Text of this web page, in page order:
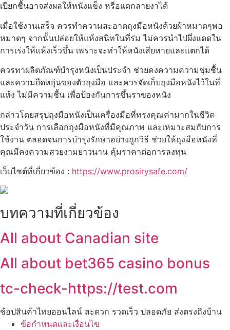
เปียกชื้นอาจส่งผลให้หนังแข็ง หรือแตกลายงาได้
เมื่อใช้งานเสร็จ ควรทำความสะอาดถุงมือหนังด้วยผ้าหมาดๆพอ
หมาดๆ จากนั้นปล่อยให้แห้งสนิทในที่ร่ม ไม่ควรนำไปผึ่งแดดใน
การเร่งให้แห้งเร็วขึ้น เพราะจะทำให้หนังเสียหายและแตกได้
ควรทาผลิตภัณฑ์บำรุงหนังเป็นประจำ ช่วยคงความความชุ่มชื้น
และความยืดหยุ่นของตัวถุงมือ และควรจัดเก็บถุงมือหนังไว้ในที่
แห้ง ไม่มีความชื้น เพื่อป้องกันการขึ้นราของหนัง
กล่าวโดยสรุปถุงมือหนังเป็นเครื่องมือที่ทรงคุณค่ามากในชีวิต
ประจำวัน การเลือกถุงมือหนังที่มีคุณภาพ และเหมาะสมกับการ
ใช้งาน ตลอดจนการบำรุงรักษาอย่างถูกวิธี ช่วยให้ถุงมือหนังที่
คุณมีคงความสวยงามยาวนาน คุ้มราคาต่อการลงทุน
เว็บไซต์ที่เกี่ยวข้อง : https://www.prosirysafe.com/
บทความที่เกี่ยวข้อง
All about Canadian site
All about bet365 casino bonus
tc-check-https://test.com
ช้อปสินค้าไทยออนไลน์ สะดวก รวดเร็ว ปลอดภัย ส่งตรงถึงบ้าน
ข้อกำหนดและเงื่อนไข